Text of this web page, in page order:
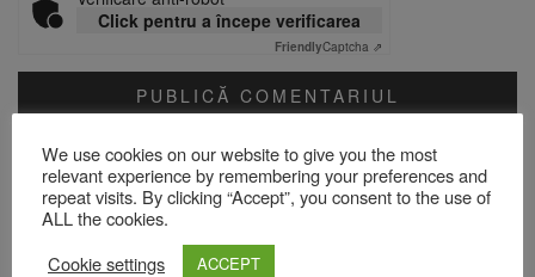
Click pentru a începe verificarea
FriendlyCaptcha ⇗
Acest site folosește Akismet pentru a reduce spamul.
Află cum
sunt procesate datele comentariilor tale.
We use cookies on our website to give you the most
relevant experience by remembering your preferences and
repeat visits. By clicking “Accept”, you consent to the use of
ALL the cookies.
Cookie settings
ACCEPT